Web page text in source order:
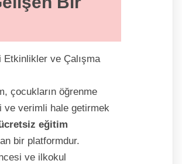
ve Çalışma
çocukların öğrenme
ve verimli hale getirmek
eğitim
bir platformdur.
ve ilkokul